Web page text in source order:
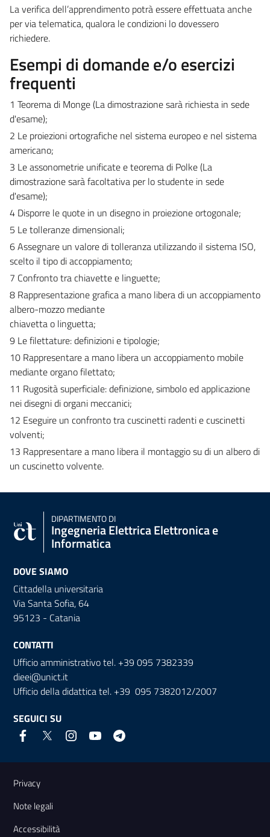
La verifica dell’apprendimento potrà essere effettuata anche
per via telematica, qualora le condizioni lo dovessero
richiedere.
Esempi di domande e/o esercizi
frequenti
1 Teorema di Monge(La dimostrazione sarà richiesta in sede
d'esame);
2 Le proiezioni ortografiche nel sistema europeo e nel sistema
americano;
3 Le assonometrie unificate e teorema di Polke (La
dimostrazione sarà facoltativa per lo studente in sede
d'esame);
4 Disporre le quote in un disegno in proiezione ortogonale;
5 Le tolleranze dimensionali;
6 Assegnare un valore di tolleranza utilizzando il sistema ISO,
scelto il tipo di accoppiamento;
7 Confronto tra chiavette e linguette;
8 Rappresentazione grafica a mano libera di un accoppiamento
albero-mozzo mediante
chiavetta o linguetta;
9 Le filettature: definizioni e tipologie;
10 Rappresentare a mano libera un accoppiamento mobile
mediante organo filettato;
11 Rugosità superficiale: definizione, simbolo ed applicazione
nei disegni di organi meccanici;
12 Eseguire un confronto tra cuscinetti radenti e cuscinetti
volventi;
13 Rappresentare a mano libera il montaggio su di un albero di
un cuscinetto volvente.
DIPARTIMENTO DI
Ingegneria Elettrica Elettronica e
Informatica
DOVE SIAMO
Cittadella universitaria
Via Santa Sofia, 64
95123 - Catania
CONTATTI
Ufficio amministrativo tel. +39 095 7382339
dieei@unict.it
Ufficio della didattica tel. +39 095 7382012/2007
SEGUICI SU
Link e informazioni utili
Privacy
Note legali
Accessibilità